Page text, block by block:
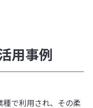
用事例
で利用され、その柔